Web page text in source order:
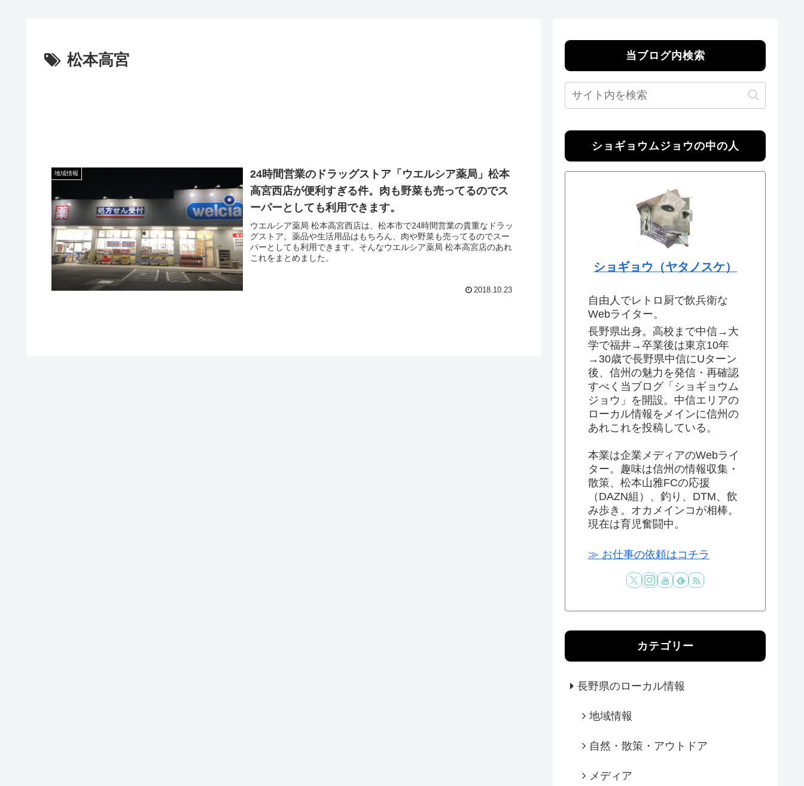
松本高宮
地域情報
24時間営業のドラッグストア「ウエルシア薬局」松本
高宮西店が便利すぎる件。肉も野菜も売ってるのでス
ーパーとしても利用できます。
ウエルシア薬局 松本高宮西店は、松本市で24時間営業の貴重なドラッ
グストア。薬品や生活用品はもちろん、肉や野菜も売ってるのでスー
パーとしても利用できます。そんなウエルシア薬局 松本高宮店のあれ
これをまとめました。
2018.10.23
当ブログ内検索
ショギョウムジョウの中の人
ショギョウ（ヤタノスケ）
自由人でレトロ厨で飲兵衛な
Webライター。
長野県出身。高校まで中信→大
学で福井→卒業後は東京10年
→30歳で長野県中信にUターン
後、信州の魅力を発信・再確認
すべく当ブログ「ショギョウム
ジョウ」を開設。中信エリアの
ローカル情報をメインに信州の
あれこれを投稿している。
本業は企業メディアのWebライ
ター。趣味は信州の情報収集・
散策、松本山雅FCの応援
（DAZN組）、釣り、DTM、飲
み歩き。オカメインコが相棒。
現在は育児奮闘中。
≫ お仕事の依頼はコチラ
カテゴリー
長野県のローカル情報
地域情報
自然・散策・アウトドア
メディア